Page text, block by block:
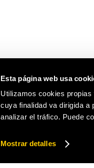
Esta página web usa
Utilizamos cookies
cuya finalidad va dirigida a
analizar el tráfico. Puede
Mostrar detalles